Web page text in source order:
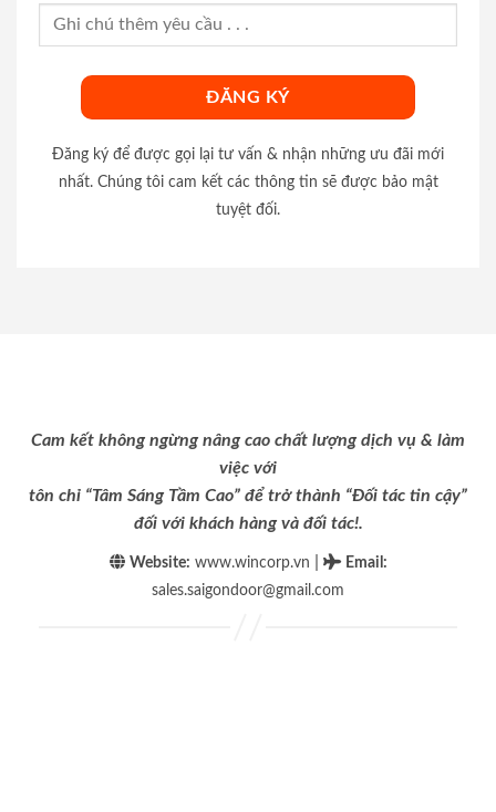
Đăng ký để được gọi lại tư vấn & nhận những ưu đãi mới
nhất. Chúng tôi cam kết các thông tin sẽ được bảo mật
tuyệt đối.
Cam kết không ngừng nâng cao chất lượng dịch vụ & làm
việc với
tôn chỉ “Tâm Sáng Tầm Cao” để trở thành “Đối tác tin cậy”
đối với khách hàng và đối tác!.
Website: www.wincorp.vn Email :
sales.saigondoor@gmail.com